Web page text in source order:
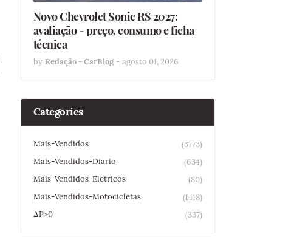
Novo Chevrolet Sonic RS 2027:
avaliação - preço, consumo e ficha
técnica
by Redação - CarBlog - agosto 01, 2026
Categories
Mais-Vendidos
(3773)
Mais-Vendidos-Diario
(634)
Mais-Vendidos-Eletricos
(80)
Mais-Vendidos-Motocicletas
(1418)
ΔP>0
(337)